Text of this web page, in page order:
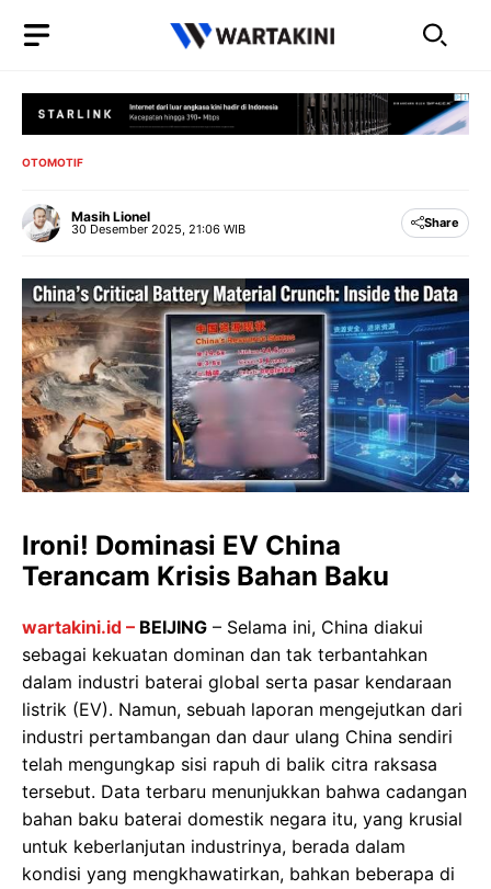
OTOMOTIF
Masih Lionel
30 Desember 2025, 21:06 WIB Share
Ironi! Dominasi EV China
Terancam Krisis Bahan Baku
wartakini.id – BEIJING – Selama ini, China diakui
sebagai kekuatan dominan dan tak terbantahkan
dalam industri baterai global serta pasar kendaraan
listrik (EV). Namun, sebuah laporan mengejutkan dari
industri pertambangan dan daur ulang China sendiri
telah mengungkap sisi rapuh di balik citra raksasa
tersebut. Data terbaru menunjukkan bahwa cadangan
bahan baku baterai domestik negara itu, yang krusial
untuk keberlanjutan industrinya, berada dalam
kondisi yang mengkhawatirkan, bahkan beberapa di